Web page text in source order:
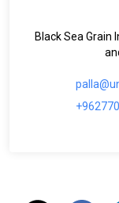
Black Sea